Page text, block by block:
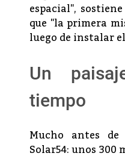
espacial",
que "la primera
luego de instalar
Un
tiempo
Mucho antes
Solar54: unos 300